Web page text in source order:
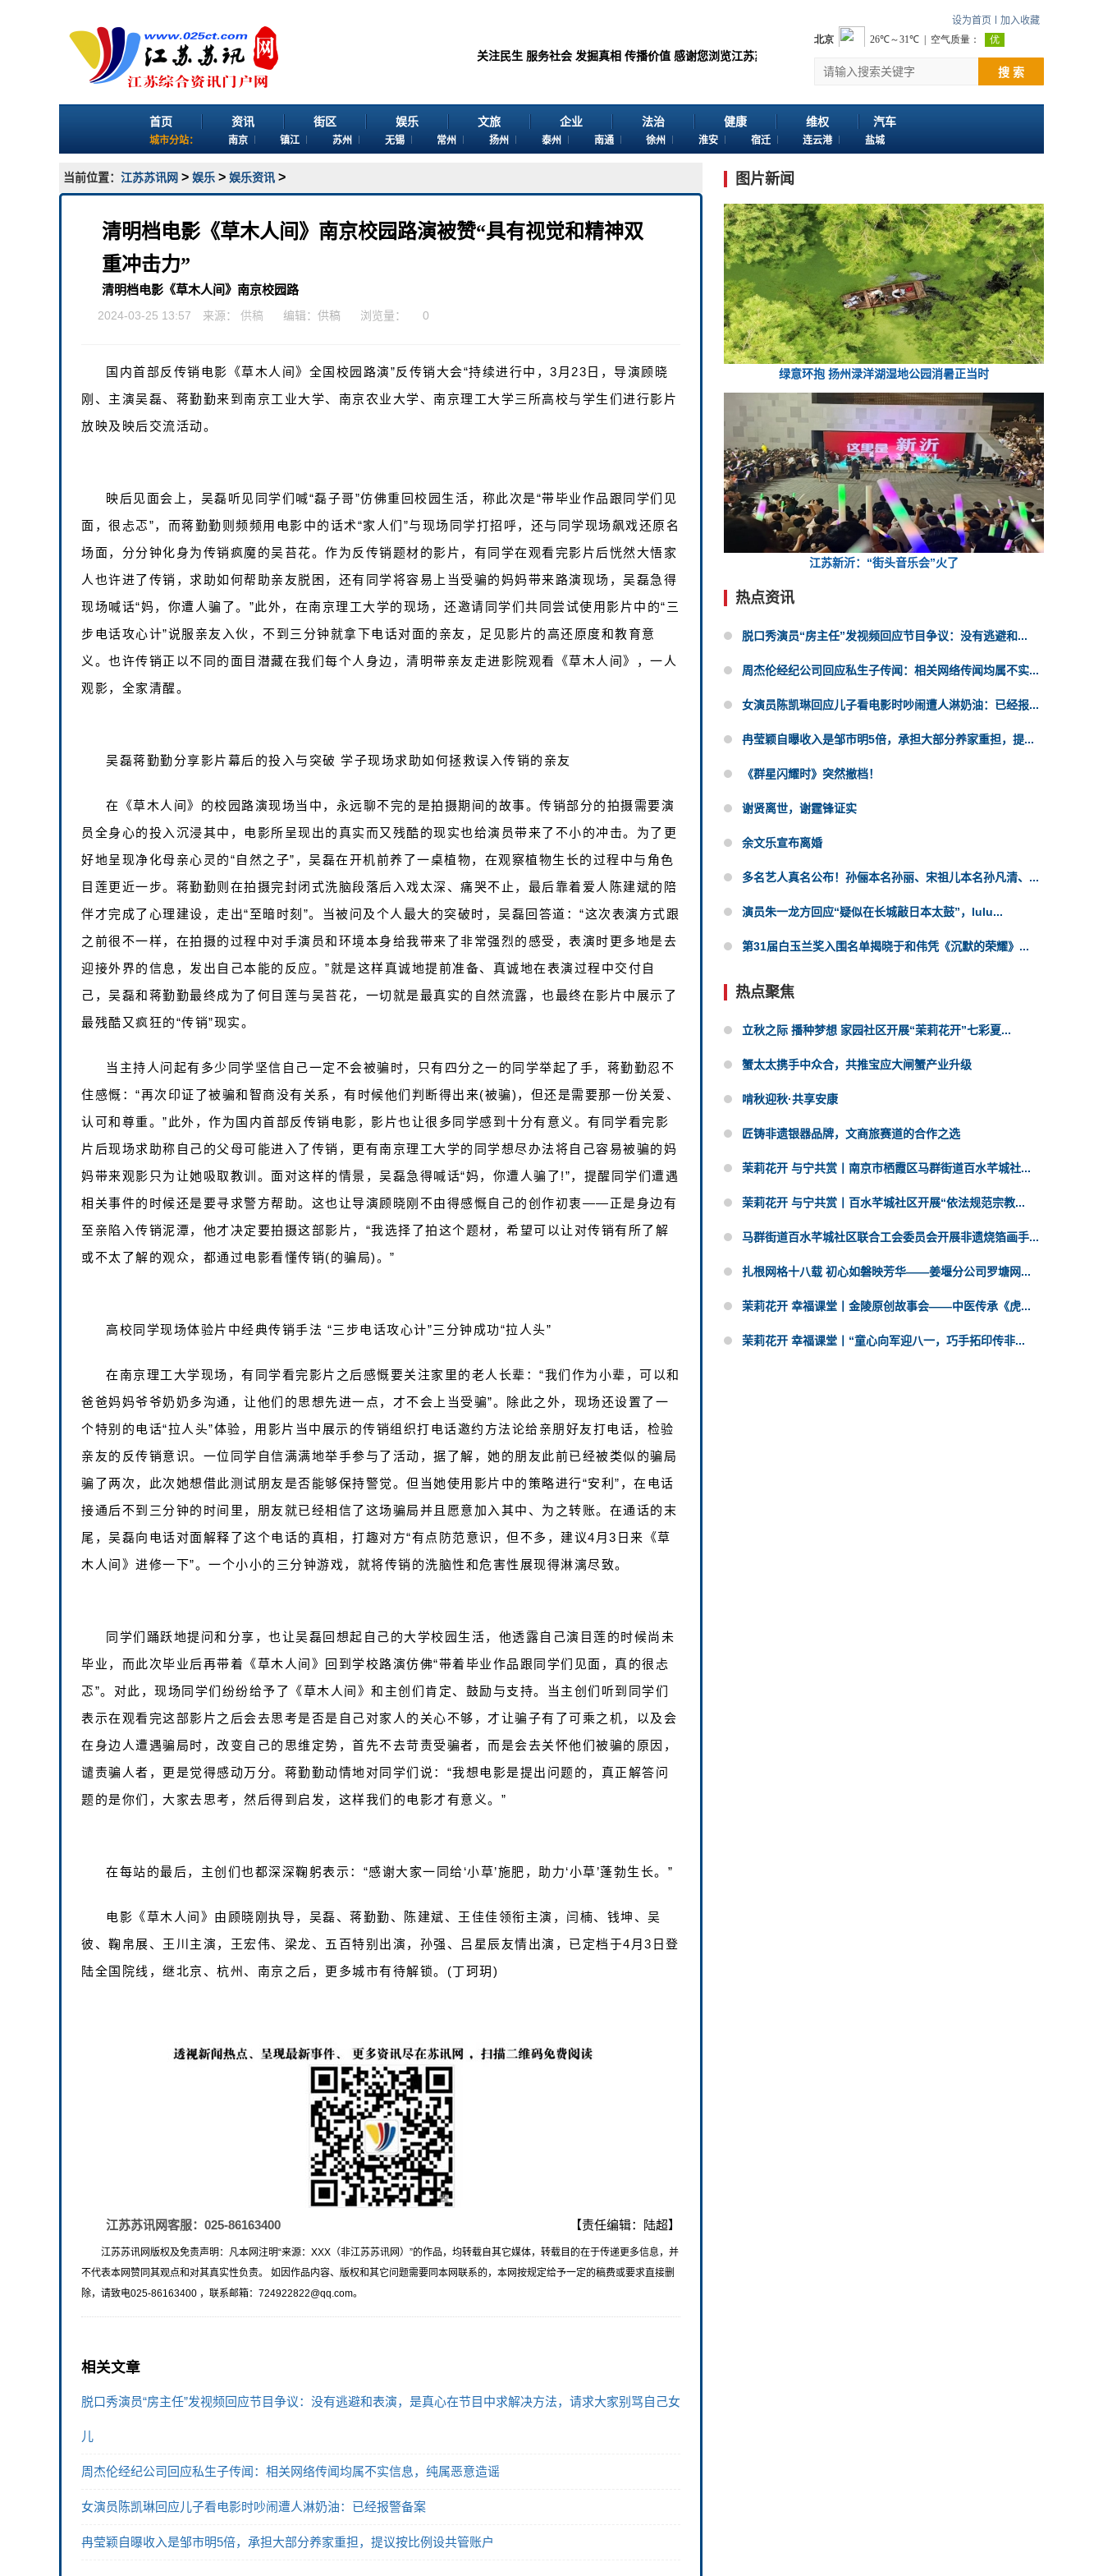
设为首页 加入收藏
关注民生 服务社会 发掘真相 传播价值 感谢您浏览江苏苏讯网。 欢迎投稿：邮箱724922822@qq.com 客服电话：025-
搜 索
首页 资讯 街区 娱乐 文旅 企业 法治 健康 维权 汽车
城市分站： 南京 镇江 苏州 无锡 常州 扬州 泰州 南通 徐州 淮安 宿迁 连云港 盐城
当前位置： 江苏苏讯网 > 娱乐 > 娱乐资讯 >
清明档电影《草木人间》南京校园路演被赞“具有视觉和精神双
重冲击力”
清明档电影《草木人间》南京校园路
2024-03-25 13:57 来源： 供稿 编辑：供稿 浏览量： 0
国内首部反传销电影《草木人间》全国校园路演”反传销大会“持续进行中，3月23日，导演顾晓
刚、主演吴磊、蒋勤勤来到南京工业大学、南京农业大学、南京理工大学三所高校与学生们进行影片
放映及映后交流活动。
映后见面会上，吴磊听见同学们喊“磊子哥”仿佛重回校园生活，称此次是“带毕业作品跟同学们见
面，很忐忑”，而蒋勤勤则频频用电影中的话术“家人们”与现场同学打招呼，还与同学现场飙戏还原名
场面，分分钟化身为传销疯魔的吴苔花。作为反传销题材的影片，有同学在观看完影片后恍然大悟家
人也许进了传销，求助如何帮助亲友脱困，还有同学将容易上当受骗的妈妈带来路演现场，吴磊急得
现场喊话“妈，你遭人骗了。”此外，在南京理工大学的现场，还邀请同学们共同尝试使用影片中的“三
步电话攻心计”说服亲友入伙，不到三分钟就拿下电话对面的亲友，足见影片的高还原度和教育意
义。也许传销正以不同的面目潜藏在我们每个人身边，清明带亲友走进影院观看《草木人间》，一人
观影，全家清醒。
吴磊蒋勤勤分享影片幕后的投入与突破 学子现场求助如何拯救误入传销的亲友
在《草木人间》的校园路演现场当中，永远聊不完的是拍摄期间的故事。传销部分的拍摄需要演
员全身心的投入沉浸其中，电影所呈现出的真实而又残酷的现实也给演员带来了不小的冲击。为了更
好地呈现净化母亲心灵的“自然之子”，吴磊在开机前养了一桌植物，在观察植物生长的过程中与角色
目莲更近一步。蒋勤勤则在拍摄完封闭式洗脑段落后入戏太深、痛哭不止，最后靠着爱人陈建斌的陪
伴才完成了心理建设，走出“至暗时刻”。当被问及个人最大的突破时，吴磊回答道：“这次表演方式跟
之前很不一样，在拍摄的过程中对手演员和环境本身给我带来了非常强烈的感受，表演时更多地是去
迎接外界的信息，发出自己本能的反应。”就是这样真诚地提前准备、真诚地在表演过程中交付自
己，吴磊和蒋勤勤最终成为了何目莲与吴苔花，一切就是最真实的自然流露，也最终在影片中展示了
最残酷又疯狂的“传销”现实。
当主持人问起有多少同学坚信自己一定不会被骗时，只有四分之一的同学举起了手，蒋勤勤忍不
住感慨：“再次印证了被骗和智商没有关系，有时候他们判断得出来(被骗)，但还是需要那一份关爱、
认可和尊重。”此外，作为国内首部反传销电影，影片也让很多同学感到十分有意义。有同学看完影
片后现场求助称自己的父母可能进入了传销，更有南京理工大学的同学想尽办法将自己容易被骗的妈
妈带来观影只为让她吸取教训。面对这样的情景，吴磊急得喊话“妈，你遭人骗了!”，提醒同学们遭遇
相关事件的时候还是要寻求警方帮助。这也让导演顾晓刚不由得感慨自己的创作初衷——正是身边有
至亲陷入传销泥潭，他才决定要拍摄这部影片，“我选择了拍这个题材，希望可以让对传销有所了解
或不太了解的观众，都通过电影看懂传销(的骗局)。”
高校同学现场体验片中经典传销手法 “三步电话攻心计”三分钟成功“拉人头”
在南京理工大学现场，有同学看完影片之后感慨要关注家里的老人长辈：“我们作为小辈，可以和
爸爸妈妈爷爷奶奶多沟通，让他们的思想先进一点，才不会上当受骗”。除此之外，现场还设置了一
个特别的电话“拉人头”体验，用影片当中展示的传销组织打电话邀约方法论给亲朋好友打电话，检验
亲友的反传销意识。一位同学自信满满地举手参与了活动，据了解，她的朋友此前已经被类似的骗局
骗了两次，此次她想借此测试朋友是否能够保持警觉。但当她使用影片中的策略进行“安利”，在电话
接通后不到三分钟的时间里，朋友就已经相信了这场骗局并且愿意加入其中、为之转账。在通话的末
尾，吴磊向电话对面解释了这个电话的真相，打趣对方“有点防范意识，但不多，建议4月3日来《草
木人间》进修一下”。一个小小的三分钟游戏，就将传销的洗脑性和危害性展现得淋漓尽致。
同学们踊跃地提问和分享，也让吴磊回想起自己的大学校园生活，他透露自己演目莲的时候尚未
毕业，而此次毕业后再带着《草木人间》回到学校路演仿佛“带着毕业作品跟同学们见面，真的很忐
忑”。对此，现场同学们纷纷给予了《草木人间》和主创们肯定、鼓励与支持。当主创们听到同学们
表示在观看完这部影片之后会去思考是否是自己对家人的关心不够，才让骗子有了可乘之机，以及会
在身边人遭遇骗局时，改变自己的思维定势，首先不去苛责受骗者，而是会去关怀他们被骗的原因，
谴责骗人者，更是觉得感动万分。蒋勤勤动情地对同学们说：“我想电影是提出问题的，真正解答问
题的是你们，大家去思考，然后得到启发，这样我们的电影才有意义。”
在每站的最后，主创们也都深深鞠躬表示：“感谢大家一同给‘小草’施肥，助力‘小草’蓬勃生长。”
电影《草木人间》由顾晓刚执导，吴磊、蒋勤勤、陈建斌、王佳佳领衔主演，闫楠、钱坤、吴
彼、鞠帛展、王川主演，王宏伟、梁龙、五百特别出演，孙强、吕星辰友情出演，已定档于4月3日登
陆全国院线，继北京、杭州、南京之后，更多城市有待解锁。(丁珂玥)
江苏苏讯网客服：025-86163400 【责任编辑：陆超】
江苏苏讯网版权及免责声明：凡本网注明“来源：XXX（非江苏苏讯网）”的作品，均转载自其它媒体，转载目的在于传递更多信息，并
不代表本网赞同其观点和对其真实性负责。 如因作品内容、版权和其它问题需要同本网联系的，本网按规定给予一定的稿费或要求直接删
除，请致电025-86163400 ，联系邮箱：724922822@qq.com。
相关文章
脱口秀演员“房主任”发视频回应节目争议：没有逃避和表演，是真心在节目中求解决方法，请求大家别骂自己女
儿
周杰伦经纪公司回应私生子传闻：相关网络传闻均属不实信息，纯属恶意造谣
女演员陈凯琳回应儿子看电影时吵闹遭人淋奶油：已经报警备案
冉莹颖自曝收入是邹市明5倍，承担大部分养家重担，提议按比例设共管账户
图片新闻
绿意环抱 扬州渌洋湖湿地公园消暑正当时
江苏新沂：“街头音乐会”火了
热点资讯
脱口秀演员“房主任”发视频回应节目争议：没有逃避和...
周杰伦经纪公司回应私生子传闻：相关网络传闻均属不实...
女演员陈凯琳回应儿子看电影时吵闹遭人淋奶油：已经报...
冉莹颖自曝收入是邹市明5倍，承担大部分养家重担，提...
《群星闪耀时》突然撤档！
谢贤离世，谢霆锋证实
余文乐宣布离婚
多名艺人真名公布！孙俪本名孙丽、宋祖儿本名孙凡清、...
演员朱一龙方回应“疑似在长城敲日本太鼓”，lulu...
第31届白玉兰奖入围名单揭晓于和伟凭《沉默的荣耀》...
热点聚焦
立秋之际 播种梦想 家园社区开展“茉莉花开”七彩夏...
蟹太太携手中众合，共推宝应大闸蟹产业升级
啃秋迎秋·共享安康
匠铸非遗银器品牌，文商旅赛道的合作之选
茉莉花开 与宁共赏丨南京市栖霞区马群街道百水芊城社...
茉莉花开 与宁共赏丨百水芊城社区开展“依法规范宗教...
马群街道百水芊城社区联合工会委员会开展非遗烧箔画手...
扎根网格十八载 初心如磐映芳华——姜堰分公司罗塘网...
茉莉花开 幸福课堂丨金陵原创故事会——中医传承《虎...
茉莉花开 幸福课堂丨“童心向军迎八一，巧手拓印传非...